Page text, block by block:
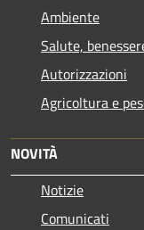
Ambiente
Salute,
Autorizzazioni
Agricoltura e
NOVITÀ
Notizie
Comunicati